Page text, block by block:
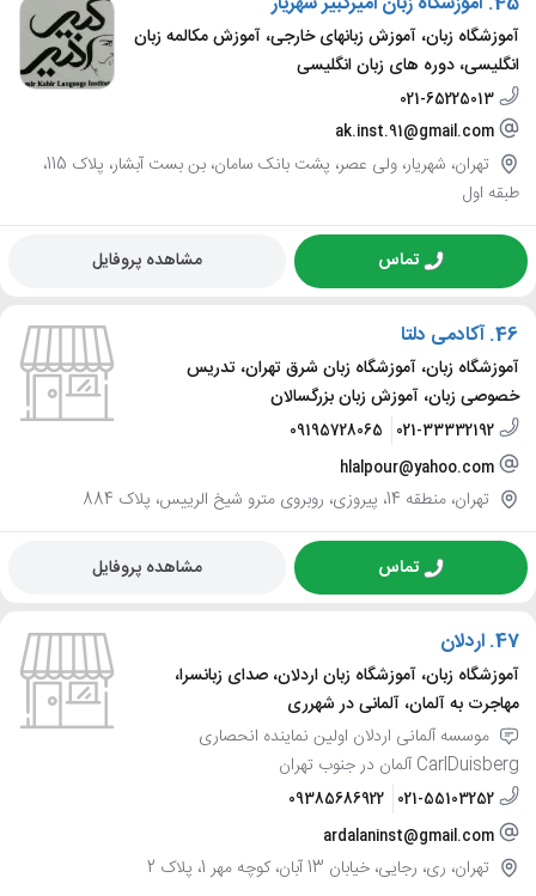
آموزشگاه زبان، آموزش زبانهای خارجی، آموزش مکالمه زبان
انگلیسی، دوره های زبان انگلیسی
021-65225013
ak.inst.91@gmail.com
تهران، شهریار، ولی عصر، پشت بانک سامان، بن بست آبشار، پلاک 115،
طبقه اول
تماس مشاهده پروفایل
46. آکادمی دلتا
آموزشگاه زبان، آموزشگاه زبان شرق تهران، تدریس
خصوصی زبان، آموزش زبان بزرگسالان
021-33332192
09195728065
hlalpour@yahoo.com
تهران، منطقه 14، پیروزی، روبروی مترو شیخ الرییس، پلاک 884
تماس مشاهده پروفایل
47. اردلان
آموزشگاه زبان، آموزشگاه زبان اردلان، صدای زبانسرا،
مهاجرت به آلمان، آلمانی در شهرری
موسسه آلمانی اردلان اولین نماینده انحصاری
CarlDuisberg آلمان در جنوب تهران
021-55103252
09385686922
ardalaninst@gmail.com
تهران، ری، رجایی، خیابان 13 آبان، کوچه مهر 1، پلاک 2